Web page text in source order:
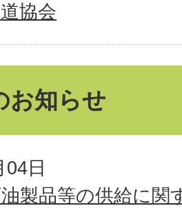
協会
お知らせ
04日
製品等の供給に関